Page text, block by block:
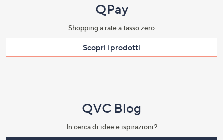
QPay
Shopping a rate a tasso zero​
Scopri i prodotti​
QVC Blog
In cerca di idee e ispirazioni?